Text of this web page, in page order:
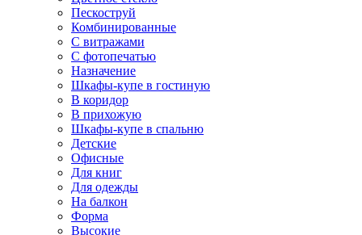
Пескоструй
Комбинированные
С витражами
С фотопечатью
Назначение
Шкафы-купе в гостиную
В коридор
В прихожую
Шкафы-купе в спальню
Детские
Офисные
Для книг
Для одежды
На балкон
Форма
Высокие